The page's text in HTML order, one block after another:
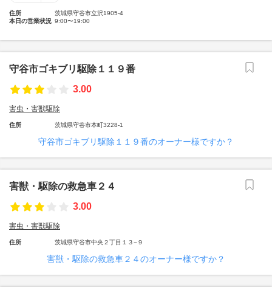
住所
茨城県守谷市立沢1905-4
本日の営業状況 9:00〜19:00
守谷市ゴキブリ駆除１１９番
3.00
害虫・害獣駆除
住所 茨城県守谷市本町3228-1
守谷市ゴキブリ駆除１１９番のオーナー様ですか？
害獣・駆除の救急車２４
3.00
害虫・害獣駆除
住所 茨城県守谷市中央２丁目１３−９
害獣・駆除の救急車２４のオーナー様ですか？